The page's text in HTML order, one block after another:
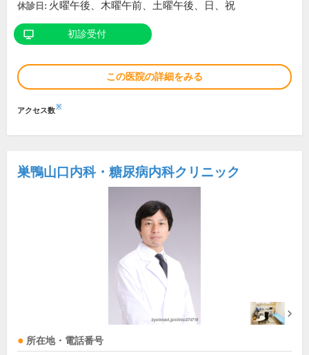
休診日: 火曜午後、木曜午前、土曜午後、日、祝
初診受付
この医院の詳細をみる
アクセス数※
巣鴨山口内科・糖尿病内科クリニック
所在地・電話番号